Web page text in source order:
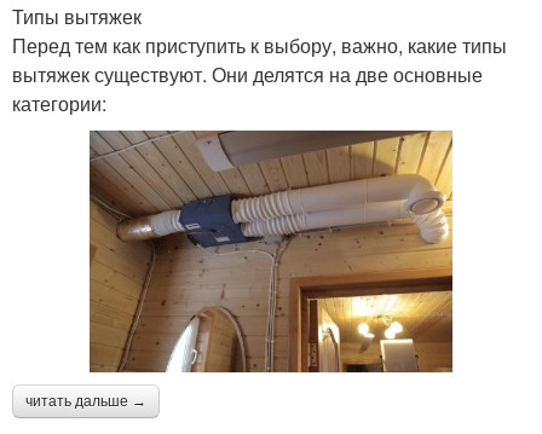
Типы вытяжек
Перед тем как приступить к выбору, важно, какие типы
вытяжек существуют. Они делятся на две основные
категории:
читать дальше →